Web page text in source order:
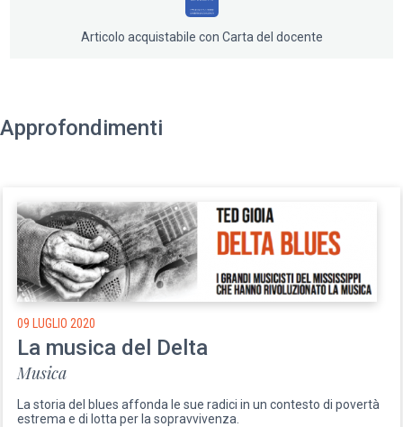
Articolo acquistabile con Carta del docente
Approfondimenti
09 LUGLIO 2020
La musica del Delta
Musica
La storia del blues affonda le sue radici in un contesto di povertà
estrema e di lotta per la sopravvivenza.